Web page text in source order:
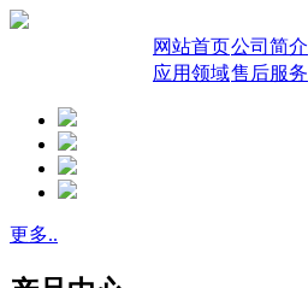
网站首页公司简介
应用领域售后服务
更多..